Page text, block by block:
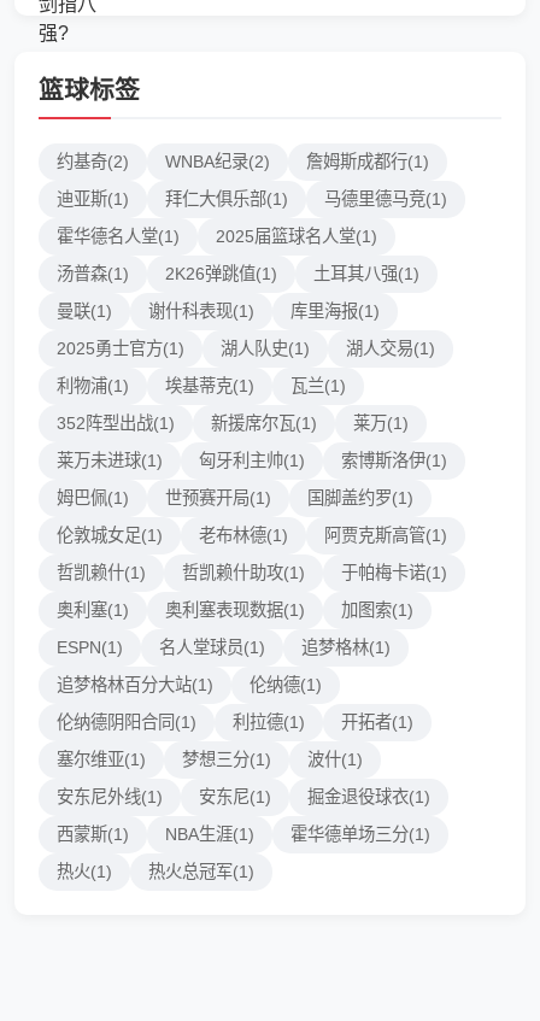
篮球标签
约基奇(2) WNBA纪录(2)
詹姆斯成都行(1)
迪亚斯(1)
拜仁大俱乐部(1)
马德里德马竞(1)
霍华德名人堂(1)
2025届篮球名人堂(1)
汤普森(1)
2K26弹跳值(1)
土耳其八强(1)
曼联(1)
谢什科表现(1)
库里海报(1)
2025勇士官方(1)
湖人队史(1)
湖人交易(1)
利物浦(1)
埃基蒂克(1)
瓦兰(1)
352阵型出战(1)
新援席尔瓦(1)
莱万(1)
莱万未进球(1)
匈牙利主帅(1)
索博斯洛伊(1)
姆巴佩(1)
世预赛开局(1)
国脚盖约罗(1)
伦敦城女足(1)
老布林德(1)
阿贾克斯高管(1)
哲凯赖什(1)
哲凯赖什助攻(1)
于帕梅卡诺(1)
奥利塞(1)
奥利塞表现数据(1)
加图索(1)
ESPN(1)
名人堂球员(1)
追梦格林(1)
追梦格林百分大站(1)
伦纳德(1)
伦纳德阴阳合同(1)
利拉德(1)
开拓者(1)
塞尔维亚(1)
梦想三分(1)
波什(1)
安东尼外线(1)
安东尼(1)
掘金退役球衣(1)
西蒙斯(1)
NBA生涯(1)
霍华德单场三分(1)
热火(1)
热火总冠军(1)